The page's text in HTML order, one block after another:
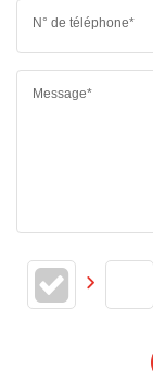
N° de téléphone*
Message*